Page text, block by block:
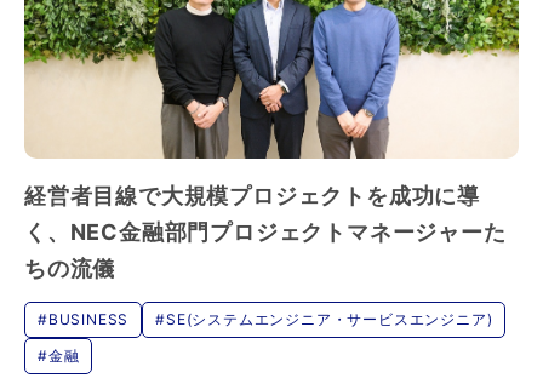
経営者目線で大規模プロジェクトを成功に導
く、NEC金融部門プロジェクトマネージャーた
ちの流儀
#BUSINESS
#SE(システムエンジニア・サービスエンジニア)
#金融